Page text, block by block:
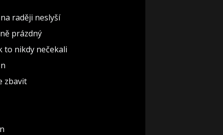
raději neslyší
prázdný
to nikdy nečekali
zbavit